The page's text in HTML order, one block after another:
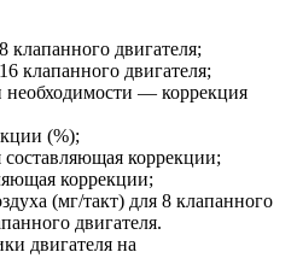
клапанного двигателя;
клапанного двигателя;
— коррекция
(%);
коррекции;
коррекции;
(мг/такт) для 8 клапанного
двигателя.
двигателя на